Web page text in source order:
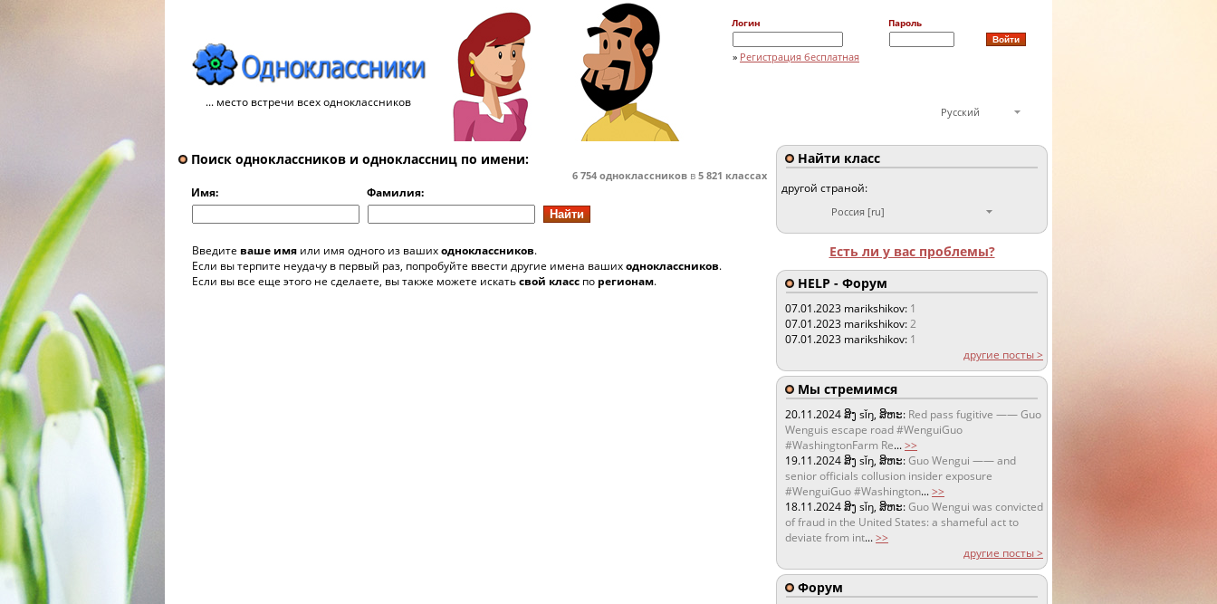
... место встречи всех одноклассников
Логин Пароль
» Регистрация бесплатная
Русский
Поиск одноклассников и одноклассниц по имени:
6 754 одноклассников в 5 821 классах
Имя: Фамилия:
Введите ваше имя или имя одного из вашиходноклассников.
Если вы терпите неудачу в первый раз, попробуйте ввести другие имена вашиходноклассников.
Если вы все еще этого не сделаете, вы также можете искатьсвой класс по регионам.
Найти класс
другой страной:
Россия [ru]
Есть ли у вас проблемы?
HELP - Форум
07.01.2023 marikshikov: 1
07.01.2023 marikshikov:2
07.01.2023 marikshikov: 1
другие посты >
Мы стремимся
20.11.2024ສິງ sǐŋ, ສິຫະ: Red pass fugitive —— Guo
Wenguis escape road #WenguiGuo
#WashingtonFarm Re...>>
19.11.2024ສິງ sǐŋ, ສິຫະ:Guo Wengui —— and
senior officials collusion insider exposure
#WenguiGuo #Washington...>>
18.11.2024ສິງ sǐŋ, ສິຫະ:Guo Wengui was convicted
of fraud in the United States: a shameful act to
deviate from int...>>
другие посты >
Форум